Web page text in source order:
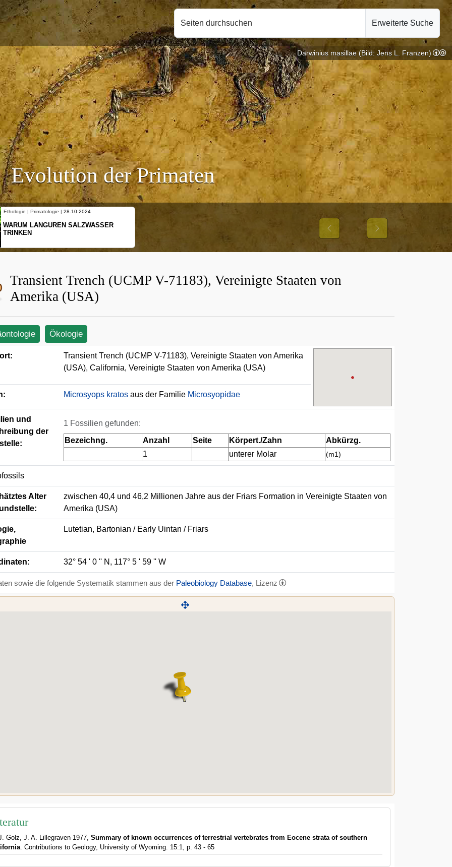
Seiten durchsuchen Erweiterte Suche
Evolution der Primaten
Ethologie | Primatologie |
NEUES VON WEIBLICHEN
Previous Next
Darwinius masillae (Bild: Jens L. Franzen)
Transient Trench (UCMP V-71183), Vereinigte Staaten von
Amerika (USA)
Ökologie
Transient Trench (UCMP V-71183), Vereinigte Staaten von Amerika
(USA), California, Vereinigte Staaten von Amerika (USA)
Microsyops kratos aus der Familie Microsyopidae
und
der
1 Fossilien gefunden:
Bezeichng.
Anzahl Seite Körpert./Zahn
Abkürzg.
1
unterer Molar (m1)
Alter
zwischen 40,4 und 46,2 Millionen Jahre aus der Friars Formation in Vereinigte Staaten von
Amerika (USA)
Lutetian, Bartonian / Early Uintan / Friars
32° 54 ' 0 '' N, 117° 5 ' 59 '' W
sowie die folgende Systematik stammen aus der Paleobiology Database, Lizenz
Golz, J. A. Lillegraven 1977, Summary of known occurrences of terrestrial vertebrates from Eocene strata of southern
. Contributions to Geology, University of Wyoming. 15:1, p. 43 - 65